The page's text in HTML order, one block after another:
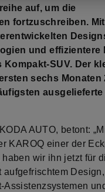
auf, um die
fortzuschreiben.
und effizientere
SUV. Der
sechs Monaten
ausgelieferte
AUTO, betont:
KAROQ einer der
wir ihn jetzt für
aufgefrischtem Design,
Assistenzsystemen